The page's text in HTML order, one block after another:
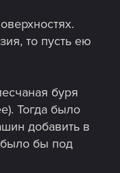
то пусть ею
буря
Тогда было
добавить в
бы под